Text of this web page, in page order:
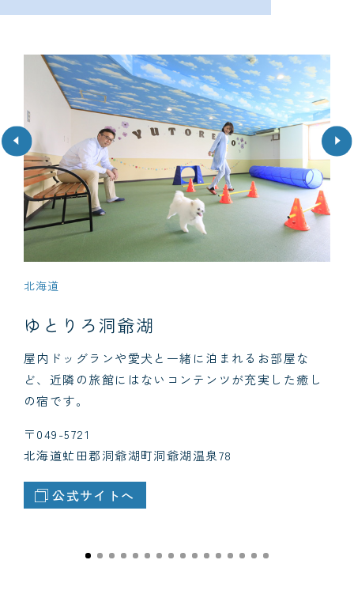
北海道
ゆとりろ洞爺湖
屋内ドッグランや愛犬と一緒に泊まれるお部屋な
ど、近隣の旅館にはないコンテンツが充実した癒し
の宿です。
〒049-5721
北海道虻田郡洞爺湖町洞爺湖温泉78
公式サイトへ